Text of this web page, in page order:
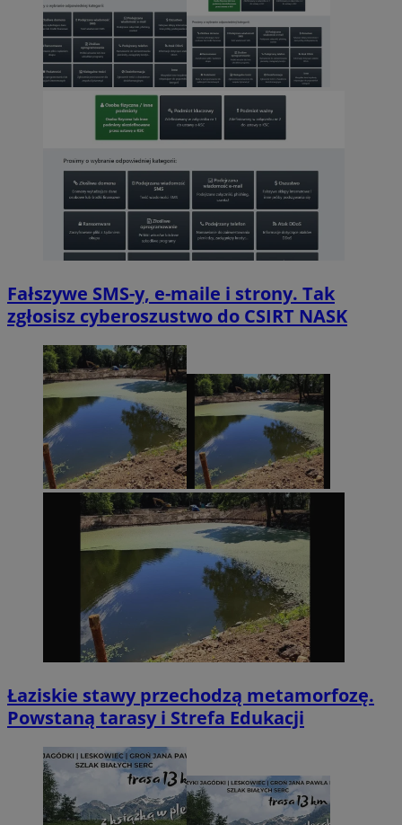
Fałszywe SMS-y, e-maile i strony. Tak
zgłosisz cyberoszustwo do CSIRT NASK
Łaziskie stawy przechodzą metamorfozę.
Powstaną tarasy i Strefa Edukacji